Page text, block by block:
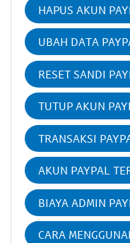
HAPUS AKUN
UBAH DATA
RESET SANDI
TUTUP AKUN
TRANSAKSI
AKUN PAYPAL
BIAYA ADMIN
CARA